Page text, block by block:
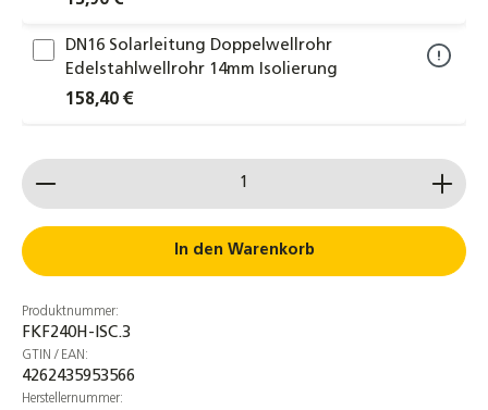
DN16 Solarleitung Doppelwellrohr
Edelstahlwellrohr 14mm Isolierung
158,40 €
Anschlussrohr für Ausdehnungsgefäße
DN16 Wellrohr Verschraubung
Schnellverschraubung Schnellkupplung für
Solarleitungen
Produkt Anzahl: Gib den gewünschten Wert ein
In den Warenkorb
Produktnummer:
FKF240H-ISC.3
GTIN / EAN:
4262435953566
Herstellernummer: